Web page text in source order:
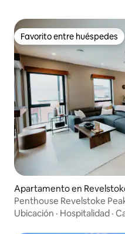
Favorito entre huéspedes
Favorito entre huéspedes
Apartamento en
Penthouse Revelstoke
Penthouse / Terraza
Ubicación · Hospitalidad ·